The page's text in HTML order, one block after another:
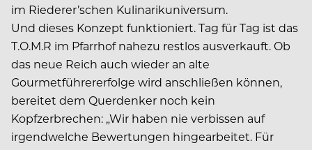
im Riederer’schen Kulinarikuniversum.
Und dieses Konzept funktioniert. Tag für Tag ist das
T.O.M.R im Pfarrhof nahezu restlos ausverkauft. Ob
das neue Reich auch wieder an alte
Gourmetführererfolge wird anschließen können,
bereitet dem Querdenker noch kein
Kopfzerbrechen: „Wir haben nie verbissen auf
irgendwelche Bewertungen hingearbeitet. Für